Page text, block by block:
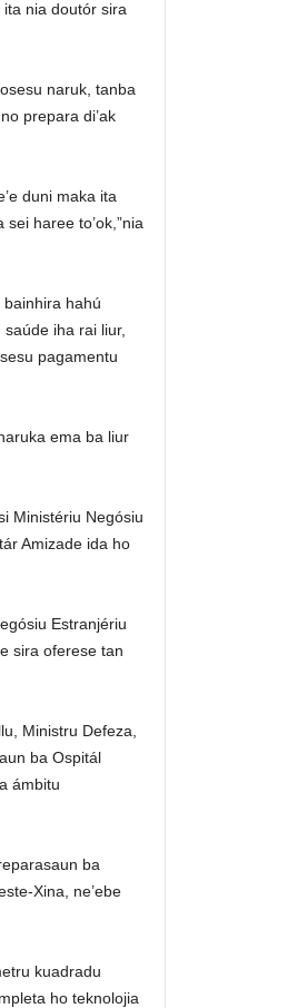
nia doutór sira
naruk, tanba
prepara di’ak
duni maka ita
haree to’ok,”nia
hahú
iha rai liur,
pagamentu
ema ba liur
Ministériu Negósiu
Amizade ida ho
Estranjériu
sira oferese tan
Ministru Defeza,
ba Ospitál
ámbitu
ba
Xina, ne’ebe
kuadradu
ho teknolojia